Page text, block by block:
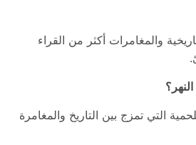
والمغامرات أكثر من القراء
التي تمزج بين التاريخ والمغامرة